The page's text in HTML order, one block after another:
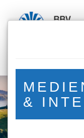
Gemeinsames
Weiterbildung ist in
oder Präsenz, wir
&